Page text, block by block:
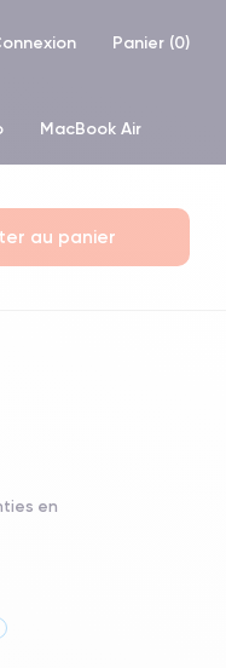
Panier (0)
MacBook Air
au panier
en